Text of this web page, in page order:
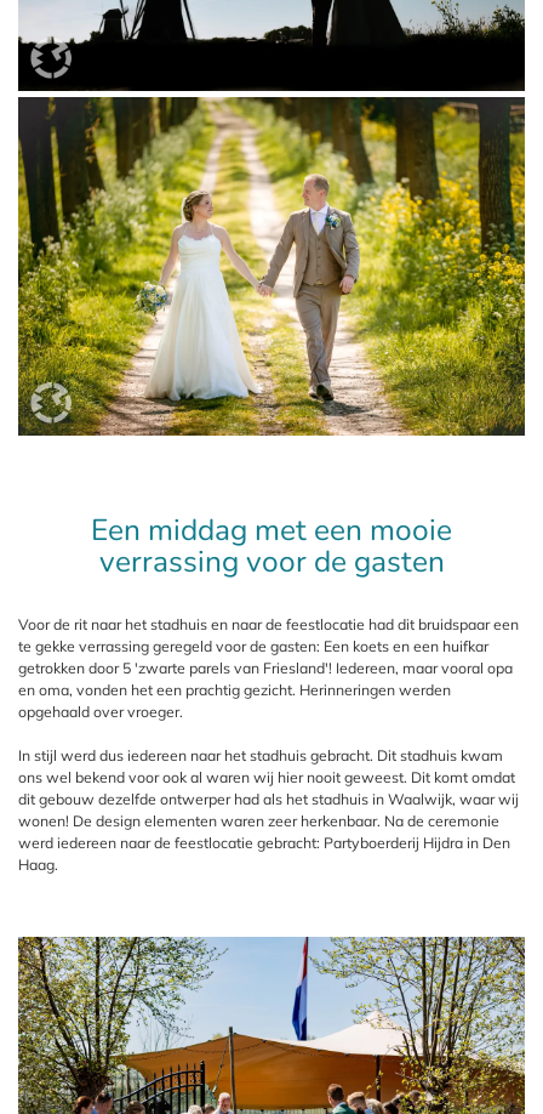
Een middag met een mooie
verrassing voor de gasten
Voor de rit naar het stadhuis en naar de feestlocatie had dit bruidspaar een
te gekke verrassing geregeld voor de gasten: Een koets en een huifkar
getrokken door 5 'zwarte parels van Friesland'! Iedereen, maar vooral opa
en oma, vonden het een prachtig gezicht. Herinneringen werden
opgehaald over vroeger.
In stijl werd dus iedereen naar het stadhuis gebracht. Dit stadhuis kwam
ons wel bekend voor ook al waren wij hier nooit geweest. Dit komt omdat
dit gebouw dezelfde ontwerper had als het stadhuis in Waalwijk, waar wij
wonen! De design elementen waren zeer herkenbaar. Na de ceremonie
werd iedereen naar de feestlocatie gebracht: Partyboerderij Hijdra in Den
Haag.